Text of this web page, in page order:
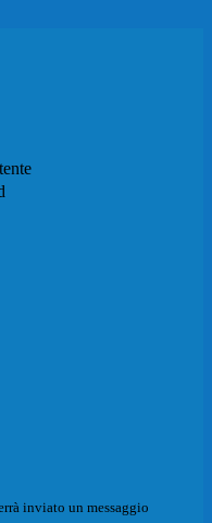
inviato un messaggio